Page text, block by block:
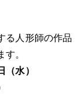
る人形師の作品
。
水）